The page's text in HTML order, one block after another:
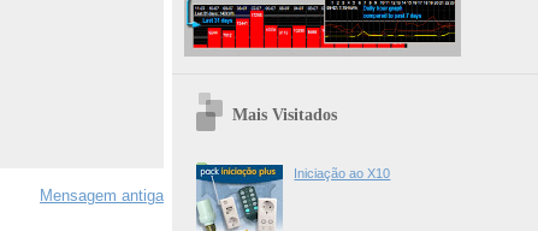
Mensagem antiga
Mais Visitados
Iniciação ao X10